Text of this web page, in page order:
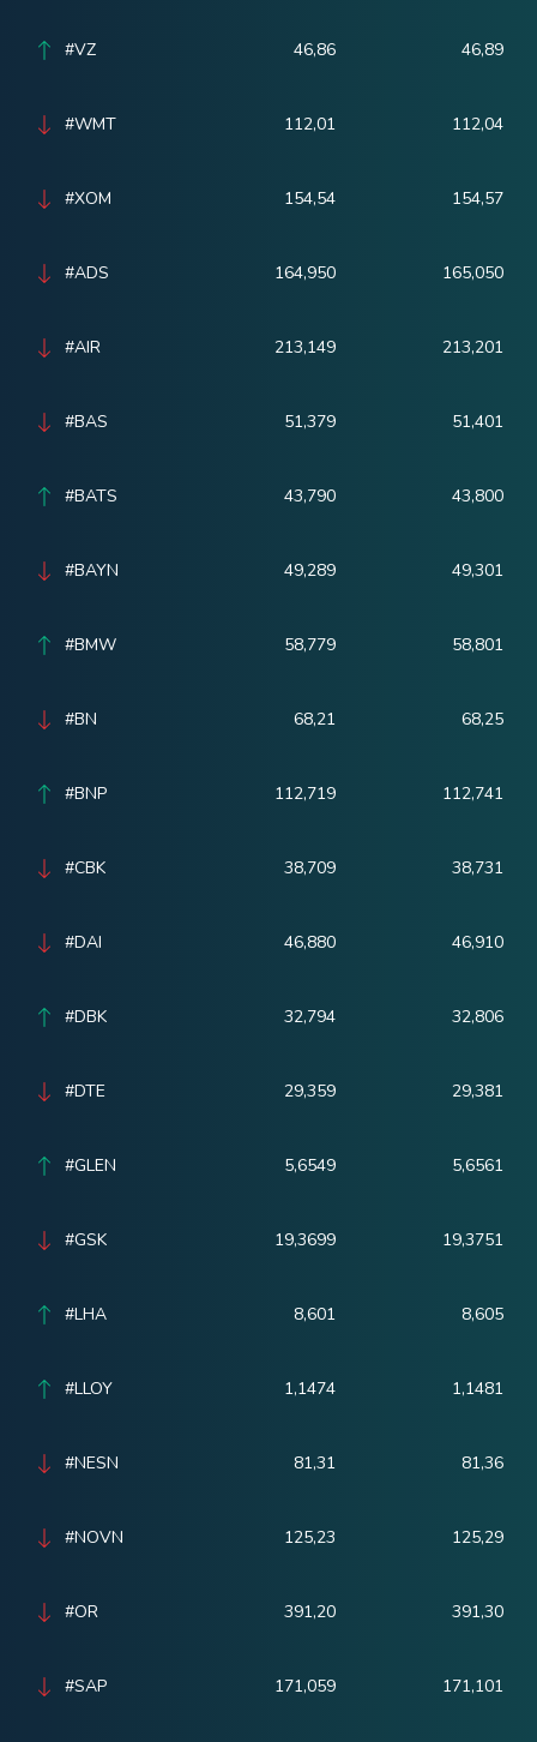
#VZ 46,86 46,89
#WMT 112,01 112,04
#XOM 154,54 154,57
#ADS 164,950 165,050
#AIR 213,149 213,201
#BAS 51,379 51,401
#BATS 43,790 43,800
#BAYN 49,289 49,301
#BMW 58,779 58,801
#BN 68,21 68,25
#BNP 112,719 112,741
#CBK 38,709 38,731
#DAI 46,880 46,910
#DBK 32,794 32,806
#DTE 29,359 29,381
#GLEN 5,6549 5,6561
#GSK 19,3699 19,3751
#LHA 8,601 8,605
#LLOY 1,1474 1,1481
#NESN 81,31 81,36
#NOVN 125,23 125,29
#OR 391,20 391,30
#SAP 171,059 171,101